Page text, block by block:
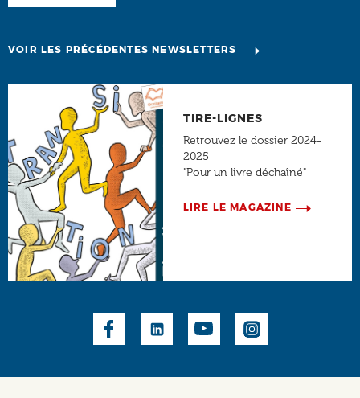
VOIR LES PRÉCÉDENTES NEWSLETTERS
TIRE-LIGNES
Retrouvez le dossier 2024-
2025
"Pour un livre déchaîné"
LIRE LE MAGAZINE